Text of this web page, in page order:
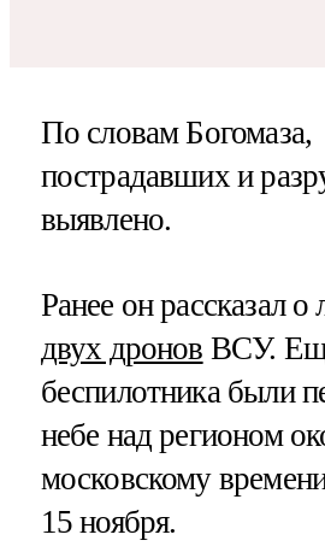
По словам Богомаза,
пострадавших и
выявлено.
Ранее он рассказал о
двух дронов ВСУ.
беспилотника были
небе над регионом
московскому
15 ноября.